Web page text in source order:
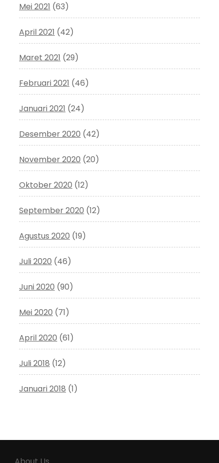
Mei 2021 (63)
April 2021 (42)
Maret 2021 (29)
Februari 2021 (46)
Januari 2021 (24)
Desember 2020 (42)
November 2020 (20)
Oktober 2020 (12)
September 2020 (12)
Agustus 2020 (19)
Juli 2020 (46)
Juni 2020 (90)
Mei 2020 (71)
April 2020 (61)
Juli 2018 (12)
Januari 2018 (1)